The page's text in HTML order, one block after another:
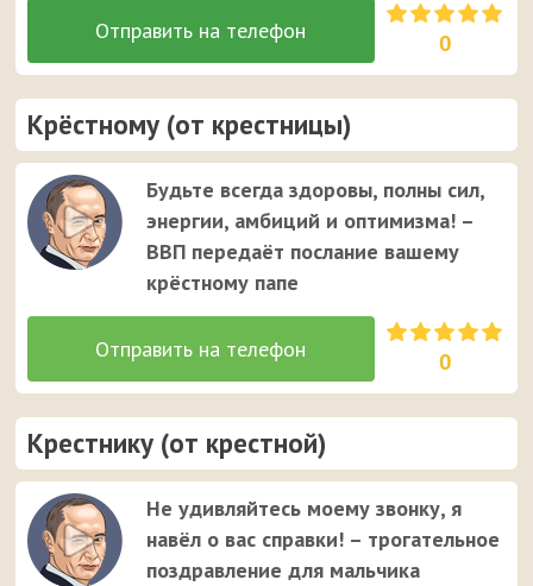
0
Крёстному (от крестницы)
Будьте всегда здоровы, полны сил,
энергии, амбиций и оптимизма! –
ВВП передаёт послание вашему
крёстному папе
0
Крестнику (от крестной)
Не удивляйтесь моему звонку, я
навёл о вас справки! – трогательное
поздравление для мальчика